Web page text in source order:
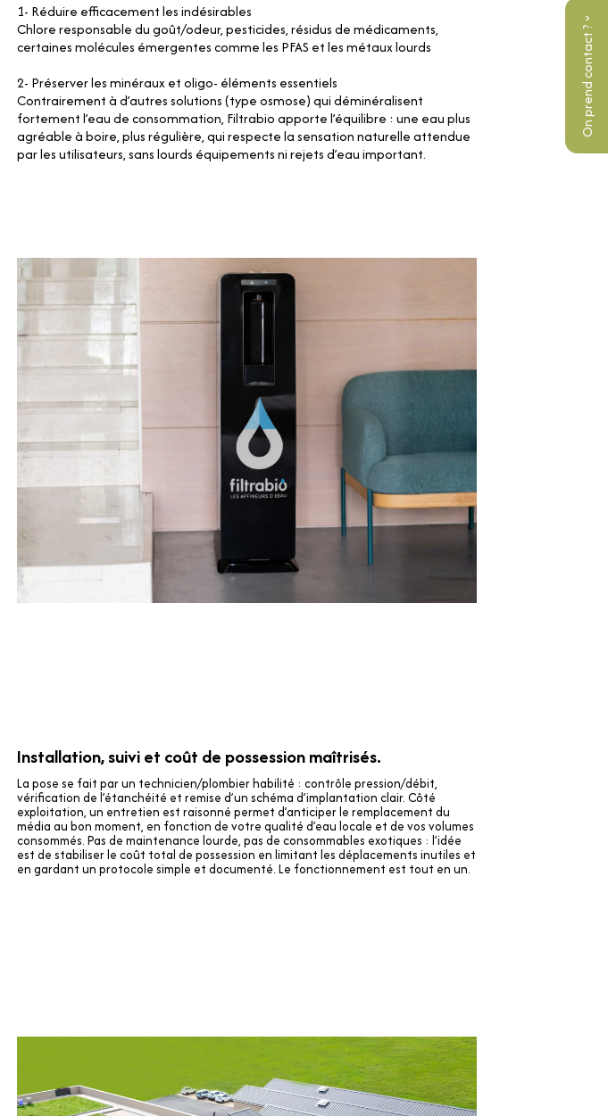
On prend contact ?
1- Réduire efficacement les indésirables
Chlore responsable du goût/odeur, pesticides, résidus de médicaments,
certaines molécules émergentes comme les PFAS et les métaux lourds
2- Préserver les minéraux et oligo- éléments essentiels
Contrairement à d’autres solutions (type osmose) qui déminéralisent
fortement l’eau de consommation, Filtrabio apporte l’équilibre : une eau plus
agréable à boire, plus régulière, qui respecte la sensation naturelle attendue
par les utilisateurs, sans lourds équipements ni rejets d’eau important.
Installation, suivi et coût de possession maîtrisés.
La pose se fait par un technicien/plombier habilité : contrôle pression/débit,
vérification de l’étanchéité et remise d’un schéma d’implantation clair. Côté
exploitation, un entretien est raisonné permet d’anticiper le remplacement du
média au bon moment, en fonction de votre qualité d’eau locale et de vos volumes
consommés. Pas de maintenance lourde, pas de consommables exotiques : l’idée
est de stabiliser le coût total de possession en limitant les déplacements inutiles et
en gardant un protocole simple et documenté. Le fonctionnement est tout en un.